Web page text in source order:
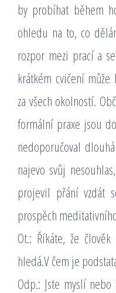
by probíhat během
ohledu na to, co
rozpor mezi prací a
krátkém cvičení
za všech okolností.
formální praxe jsou
nedoporučoval
najevo svůj
projevil přání vzdát
prospěch
Ot.: Říkáte, že
hledá.V čem je
Odp.: Jste myslí